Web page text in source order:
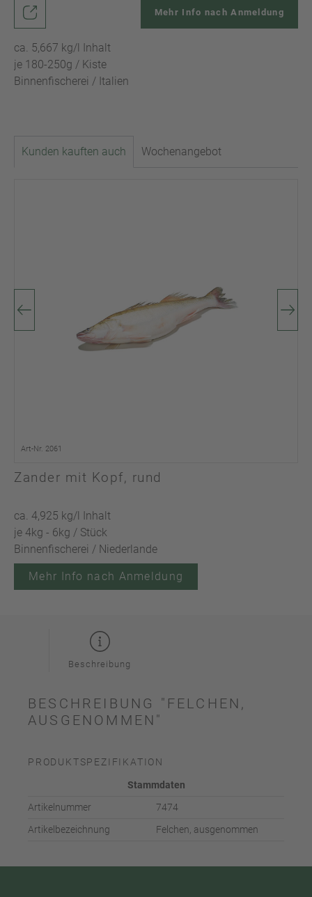
ca. 5,667 kg/l Inhalt
je 180-250g / Kiste
Binnenfischerei / Italien
Mehr Info nach Anmeldung
Kunden kauften auch Wochenangebot
Art-Nr. 2061
Zander mit Kopf, rund
ca. 4,925 kg/l Inhalt
je 4kg - 6kg / Stück
Binnenfischerei / Niederlande
Mehr Info nach Anmeldung
Beschreibung
BESCHREIBUNG "FELCHEN,
AUSGENOMMEN"
PRODUKTSPEZIFIKATION
Stammdaten
Artikelnummer
7474
Artikelbezeichnung
Felchen, ausgenommen